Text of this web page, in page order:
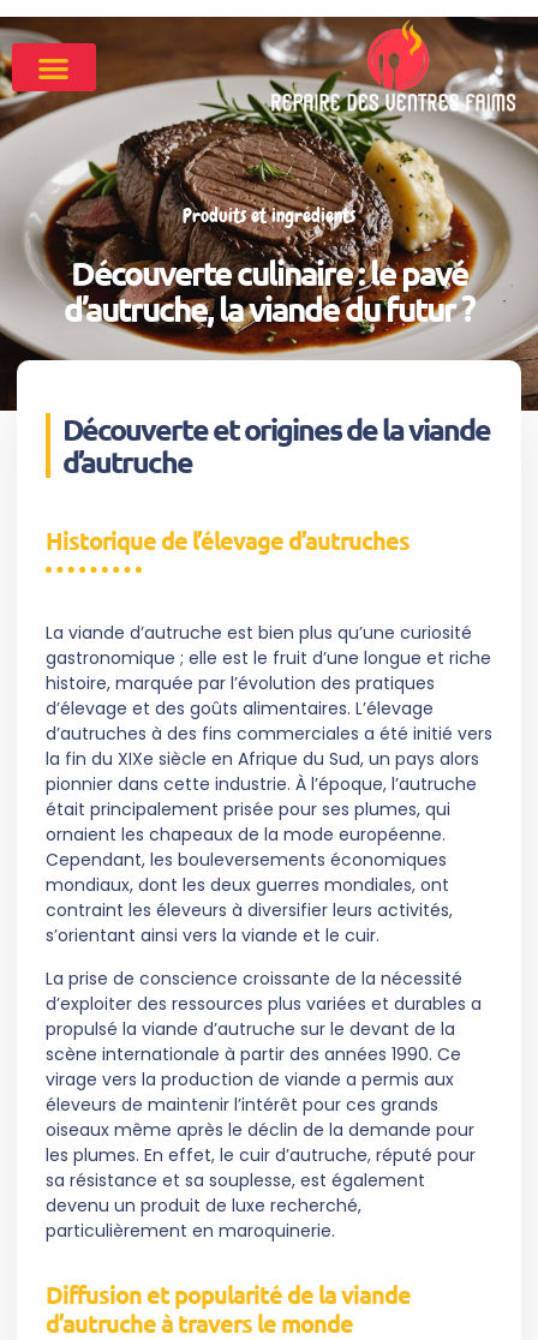
Produits et ingrédients
Découverte culinaire : le pavé
d’autruche, la viande du futur ?
Découverte et origines de la viande
d’autruche
Historique de l’élevage d’autruches
La viande d’autruche est bien plus qu’une curiosité
gastronomique ; elle est le fruit d’une longue et riche
histoire, marquée par l’évolution des pratiques
d’élevage et des goûts alimentaires. L’élevage
d’autruches à des fins commerciales a été initié vers
la fin du XIXe siècle en Afrique du Sud, un pays alors
pionnier dans cette industrie. À l’époque, l’autruche
était principalement prisée pour ses plumes, qui
ornaient les chapeaux de la mode européenne.
Cependant, les bouleversements économiques
mondiaux, dont les deux guerres mondiales, ont
contraint les éleveurs à diversifier leurs activités,
s’orientant ainsi vers la viande et le cuir.
La prise de conscience croissante de la nécessité
d’exploiter des ressources plus variées et durables a
propulsé la viande d’autruche sur le devant de la
scène internationale à partir des années 1990. Ce
virage vers la production de viande a permis aux
éleveurs de maintenir l’intérêt pour ces grands
oiseaux même après le déclin de la demande pour
les plumes. En effet, le cuir d’autruche, réputé pour
sa résistance et sa souplesse, est également
devenu un produit de luxe recherché,
particulièrement en maroquinerie.
Diffusion et popularité de la viande
d’autruche à travers le monde